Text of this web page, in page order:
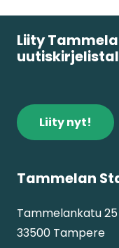
Liity
Liity nyt!
Tammelan
Tammelankatu 25
33500 Tampere